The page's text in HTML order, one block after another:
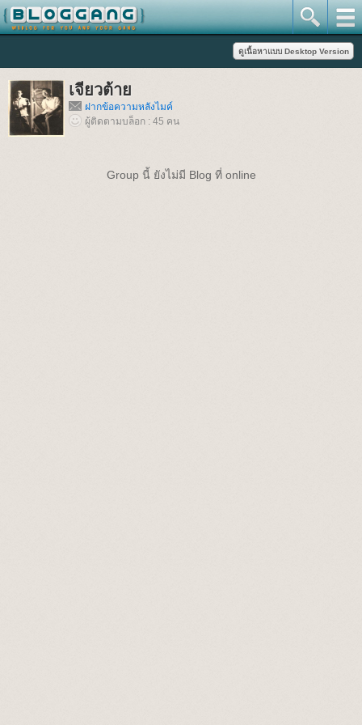
เจียวต้าย
ฝากข้อความหลังไมค์
ผู้ติดตามบล็อก : 45 คน
Group นี้ ยังไม่มี Blog ที่ online